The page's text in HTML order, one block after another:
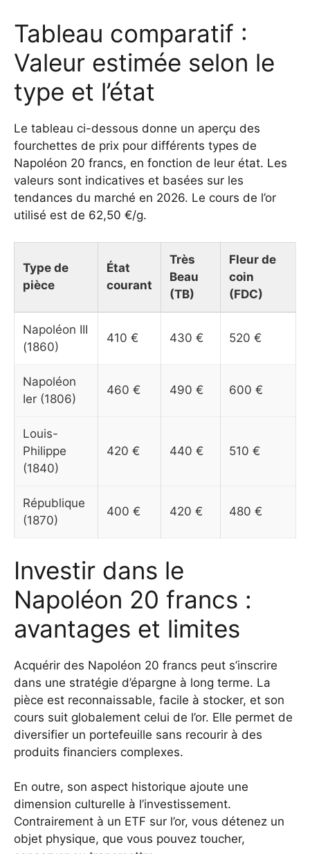
Tableau comparatif :
Valeur estimée selon le
type et l’état
Le tableau ci-dessous donne un aperçu des
fourchettes de prix pour différents types de
Napoléon 20 francs, en fonction de leur état. Les
valeurs sont indicatives et basées sur les
tendances du marché en 2026. Le cours de l’or
utilisé est de 62,50 €/g.
Type de
pièce
État
courant
Très
Beau
(TB)
Fleur de
coin
(FDC)
Napoléon III
(1860)
410 € 430 € 520 €
Napoléon
Ier (1806)
460 € 490 € 600 €
Louis-
Philippe
(1840)
420 € 440 € 510 €
République
(1870)
400 € 420 € 480 €
Investir dans le
Napoléon 20 francs :
avantages et limites
Acquérir des Napoléon 20 francs peut s’inscrire
dans une stratégie d’épargne à long terme. La
pièce est reconnaissable, facile à stocker, et son
cours suit globalement celui de l’or. Elle permet de
diversifier un portefeuille sans recourir à des
produits financiers complexes.
En outre, son aspect historique ajoute une
dimension culturelle à l’investissement.
Contrairement à un ETF sur l’or, vous détenez un
objet physique, que vous pouvez toucher,